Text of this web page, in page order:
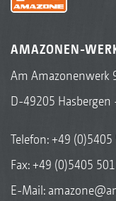
AMAZONEN-
Am Amazonenwerk
D-49205 Hasbergen
Telefon:+49
Fax: +49 (0)5405
E-Mail: